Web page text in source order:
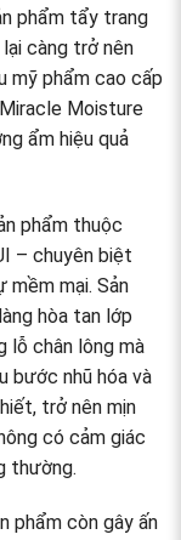
phẩm tẩy trang
càng trở nên
mỹ phẩm cao cấp
Moisture
ẩm hiệu quả
phẩm thuộc
– chuyên biệt
mềm mại. Sản
hòa tan lớp
lỗ chân lông mà
bước nhũ hóa và
trở nên mịn
có cảm giác
thường.
phẩm còn gây ấn